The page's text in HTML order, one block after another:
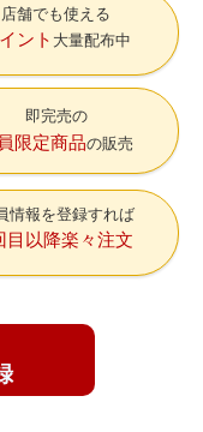
店舗でも使える
ント 大量配布中
即完売の
限定商品の販売
情報を登録すれば
目以降楽々注文